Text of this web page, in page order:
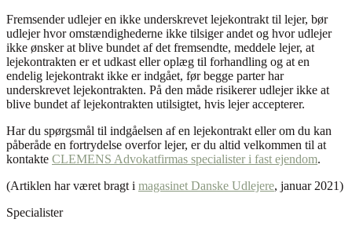
Fremsender udlejer en ikke underskrevet lejekontrakt til lejer, bør
udlejer hvor omstændighederne ikke tilsiger andet og hvor udlejer
ikke ønsker at blive bundet af det fremsendte, meddele lejer, at
lejekontrakten er et udkast eller oplæg til forhandling og at en
endelig lejekontrakt ikke er indgået, før begge parter har
underskrevet lejekontrakten. På den måde risikerer udlejer ikke at
blive bundet af lejekontrakten utilsigtet, hvis lejer accepterer.
Har du spørgsmål til indgåelsen af en lejekontrakt eller om du kan
påberåde en fortrydelse overfor lejer, er du altid velkommen til at
kontakte CLEMENS Advokatfirmas specialister i fast ejendom.
(Artiklen har været bragt i magasinet Danske Udlejere, januar 2021)
Specialister